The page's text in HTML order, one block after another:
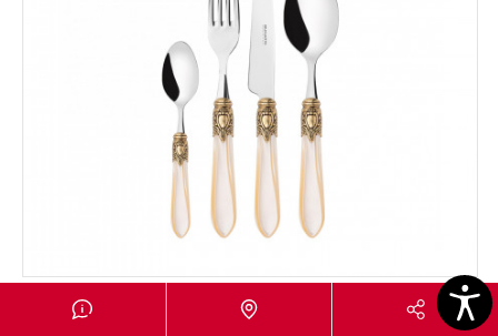
Set 24 pezzi in scatola Gallery - colore Avorio -